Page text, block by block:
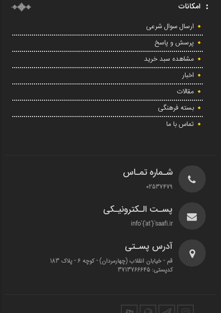
امکانات
ارسال سوال شرعی
پرسش و پاسخ
مشاهده سبد خرید
اخبار
مقالات
بسته فرهنگی
تماس با ما
شـماره تمـاس
02537479
پسـت الـکترونیـکی
info`{`at`}`saafi.ir
آدرس پسـتی
قم - خیابان انقلاب (چهارمردان)‌ - کوچه 6 - پلاک 183
کدپستی: 3713766645